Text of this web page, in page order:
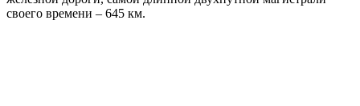
своего времени – 645 км.